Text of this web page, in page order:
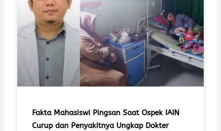
Fakta Mahasiswi Pingsan Saat Ospek IAIN
Curup dan Penyakitnya Ungkap Dokter